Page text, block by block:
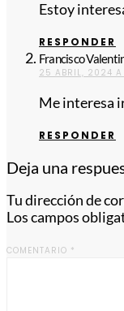
Estoy
RESPONDER
Francisco
25 ABRIL, 2024 A
Me interesa
RESPONDER
Deja una
Tu dirección de
Los campos
COMENTARIO *